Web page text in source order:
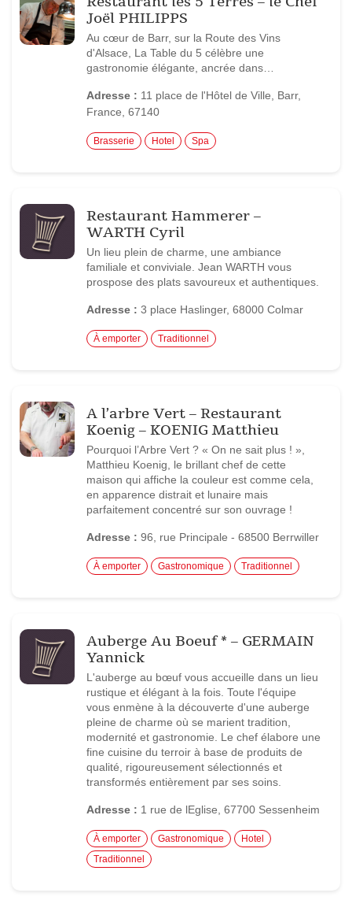
Joël PHILIPPS
Au cœur de Barr, sur la Route des Vins
d'Alsace, La Table du 5 célèbre une
gastronomie élégante, ancrée dans…
Adresse : 11 place de l'Hôtel de Ville, Barr,
France, 67140
Brasserie Hotel Spa
Restaurant Hammerer –
WARTH Cyril
Un lieu plein de charme, une ambiance
familiale et conviviale. Jean WARTH vous
prospose des plats savoureux et authentiques.
Adresse : 3 place Haslinger, 68000 Colmar
À emporter Traditionnel
A l’arbre Vert – Restaurant
Koenig – KOENIG Matthieu
Pourquoi l’Arbre Vert ? « On ne sait plus ! »,
Matthieu Koenig, le brillant chef de cette
maison qui affiche la couleur est comme cela,
en apparence distrait et lunaire mais
parfaitement concentré sur son ouvrage !
Adresse : 96, rue Principale - 68500 Berrwiller
À emporter Gastronomique Traditionnel
Auberge Au Boeuf * – GERMAIN
Yannick
L'auberge au bœuf vous accueille dans un lieu
rustique et élégant à la fois. Toute l'équipe
vous enmène à la découverte d'une auberge
pleine de charme où se marient tradition,
modernité et gastronomie. Le chef élabore une
fine cuisine du terroir à base de produits de
qualité, rigoureusement sélectionnés et
transformés entièrement par ses soins.
Adresse : 1 rue de lEglise, 67700 Sessenheim
À emporter Gastronomique
Hotel
Traditionnel